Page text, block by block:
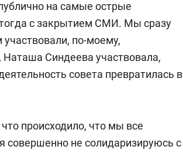
на самые острые
с закрытием СМИ. Мы сразу
по-моему,
Синдеева участвовала,
совета превратилась в
происходило, что мы все
не солидаризируюсь с